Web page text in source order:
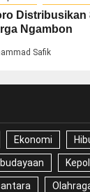
Distribusikan
Ngambon
Safik
Ekonomi